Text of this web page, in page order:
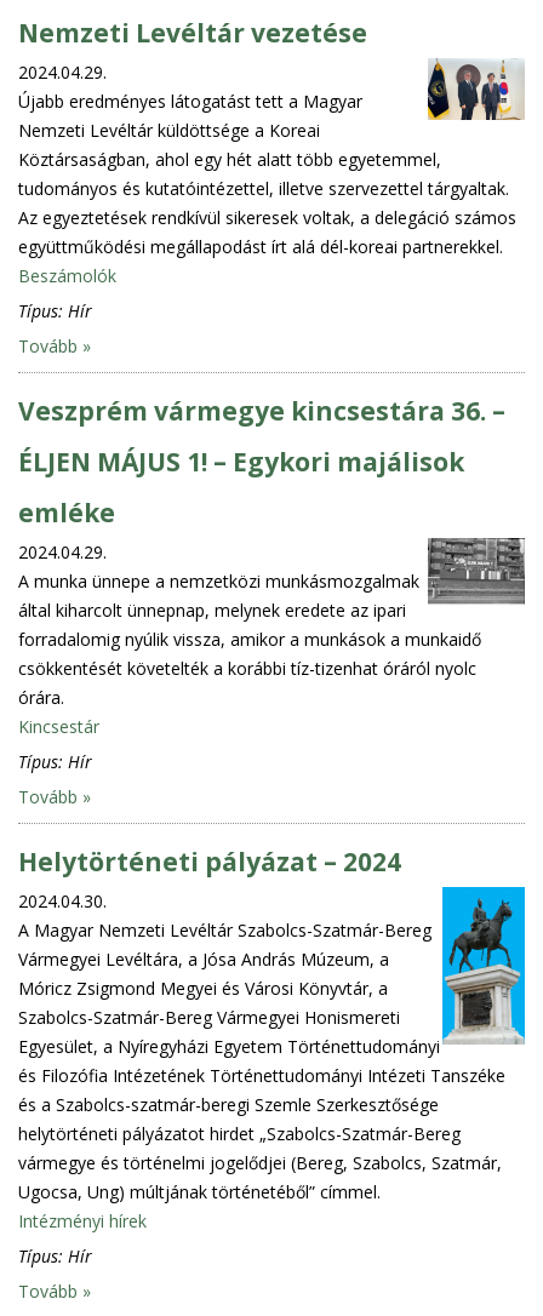
Nemzeti Levéltár vezetése
2024.04.29.
Újabb eredményes látogatást tett a Magyar
Nemzeti Levéltár küldöttsége a Koreai
Köztársaságban, ahol egy hét alatt több egyetemmel,
tudományos és kutatóintézettel, illetve szervezettel tárgyaltak.
Az egyeztetések rendkívül sikeresek voltak, a delegáció számos
együttműködési megállapodást írt alá dél-koreai partnerekkel.
Beszámolók
Típus: Hír
Tovább »
Veszprém vármegye kincsestára 36. –
ÉLJEN MÁJUS 1! – Egykori majálisok
emléke
2024.04.29.
A munka ünnepe a nemzetközi munkásmozgalmak
által kiharcolt ünnepnap, melynek eredete az ipari
forradalomig nyúlik vissza, amikor a munkások a munkaidő
csökkentését követelték a korábbi tíz-tizenhat óráról nyolc
órára.
Kincsestár
Típus: Hír
Tovább »
Helytörténeti pályázat – 2024
2024.04.30.
A Magyar Nemzeti Levéltár Szabolcs-Szatmár-Bereg
Vármegyei Levéltára, a Jósa András Múzeum, a
Móricz Zsigmond Megyei és Városi Könyvtár, a
Szabolcs-Szatmár-Bereg Vármegyei Honismereti
Egyesület, a Nyíregyházi Egyetem Történettudományi
és Filozófia Intézetének Történettudományi Intézeti Tanszéke
és a Szabolcs-szatmár-beregi Szemle Szerkesztősége
helytörténeti pályázatot hirdet „Szabolcs-Szatmár-Bereg
vármegye és történelmi jogelődjei (Bereg, Szabolcs, Szatmár,
Ugocsa, Ung) múltjának történetéből” címmel.
Intézményi hírek
Típus: Hír
Tovább »